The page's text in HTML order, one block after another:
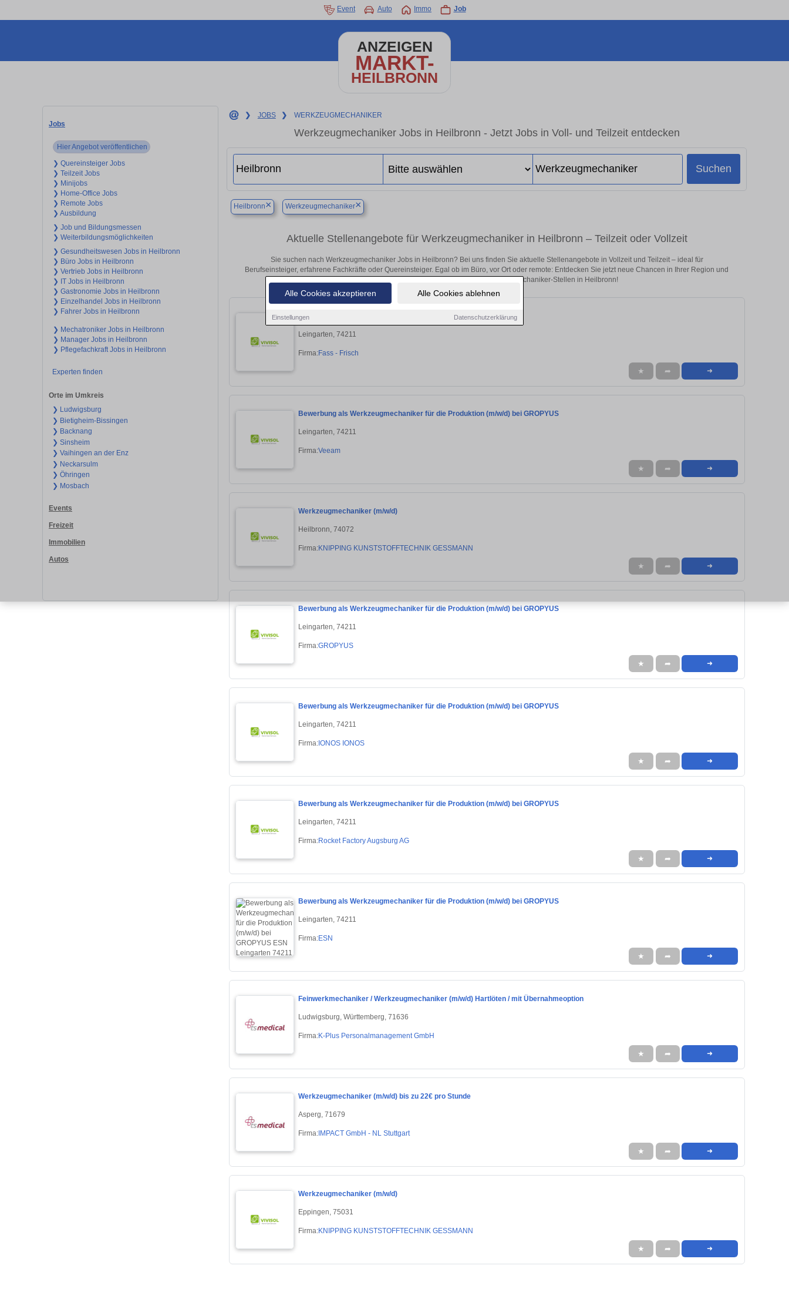
Alle Cookies akzeptieren Alle Cookies ablehnen
Einstellungen Datenschutzerklärung
Event Auto Immo Job
ANZEIGEN
MARKT-
HEILBRONN
Jobs
Hier Angebot veröffentlichen
❯ Quereinsteiger Jobs
❯ Teilzeit Jobs
❯ Minijobs
❯ Home-Office Jobs
❯ Remote Jobs
❯ Ausbildung
❯ Job und Bildungsmessen
❯ Weiterbildungsmöglichkeiten
❯ Gesundheitswesen Jobs in Heilbronn
❯ Büro Jobs in Heilbronn
❯ Vertrieb Jobs in Heilbronn
❯ IT Jobs in Heilbronn
❯ Gastronomie Jobs in Heilbronn
❯ Einzelhandel Jobs in Heilbronn
❯ Fahrer Jobs in Heilbronn
❯ Mechatroniker Jobs in Heilbronn
❯ Manager Jobs in Heilbronn
❯ Pflegefachkraft Jobs in Heilbronn
Experten finden
Orte im Umkreis
❯ Ludwigsburg
❯ Bietigheim-Bissingen
❯ Backnang
❯ Sinsheim
❯ Vaihingen an der Enz
❯ Neckarsulm
❯ Öhringen
❯ Mosbach
Events
Freizeit
Immobilien
Autos
❯ JOBS ❯ WERKZEUGMECHANIKER
Werkzeugmechaniker Jobs in Heilbronn - Jetzt Jobs in Voll- und Teilzeit entdecken
Suchen
Heilbronn× Werkzeugmechaniker×
Aktuelle Stellenangebote für Werkzeugmechaniker in Heilbronn – Teilzeit oder Vollzeit
Sie suchen nach Werkzeugmechaniker Jobs in Heilbronn? Bei uns finden Sie aktuelle Stellenangebote in Vollzeit und Teilzeit – ideal für
Berufseinsteiger, erfahrene Fachkräfte oder Quereinsteiger. Egal ob im Büro, vor Ort oder remote: Entdecken Sie jetzt neue Chancen in Ihrer Region und
bewerben Sie sich direkt auf passende Werkzeugmechaniker-Stellen in Heilbronn!
Werkzeugmechaniker (M/W/D)
Leingarten, 74211
Firma:Fass - Frisch
★ ➦ ➜
Bewerbung als Werkzeugmechaniker für die Produktion (m/w/d) bei GROPYUS
Leingarten, 74211
Firma:Veeam
★ ➦ ➜
Werkzeugmechaniker (m/w/d)
Heilbronn, 74072
Firma:KNIPPING KUNSTSTOFFTECHNIK GESSMANN
★ ➦ ➜
Bewerbung als Werkzeugmechaniker für die Produktion (m/w/d) bei GROPYUS
Leingarten, 74211
Firma:GROPYUS
★ ➦ ➜
Bewerbung als Werkzeugmechaniker für die Produktion (m/w/d) bei GROPYUS
Leingarten, 74211
Firma:IONOS IONOS
★ ➦ ➜
Bewerbung als Werkzeugmechaniker für die Produktion (m/w/d) bei GROPYUS
Leingarten, 74211
Firma:Rocket Factory Augsburg AG
★ ➦ ➜
Bewerbung als Werkzeugmechaniker für die Produktion (m/w/d) bei GROPYUS
Leingarten, 74211
Firma:ESN
★ ➦ ➜
Feinwerkmechaniker / Werkzeugmechaniker (m/w/d) Hartlöten / mit Übernahmeoption
Ludwigsburg, Württemberg, 71636
Firma:K-Plus Personalmanagement GmbH
★ ➦ ➜
Werkzeugmechaniker (m/w/d) bis zu 22€ pro Stunde
Asperg, 71679
Firma:IMPACT GmbH - NL Stuttgart
★ ➦ ➜
Werkzeugmechaniker (m/w/d)
Eppingen, 75031
Firma:KNIPPING KUNSTSTOFFTECHNIK GESSMANN
★ ➦ ➜